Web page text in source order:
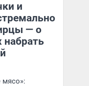
и
— о
набрать
мясо»: